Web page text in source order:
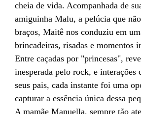
cheia de vida. Acompanhada de
amiguinha Malu, a pelúcia que
braços, Maitê nos conduziu em
brincadeiras, risadas e momentos
Entre caçadas por "princesas",
inesperada pelo rock, e interações
seus pais, cada instante foi uma
capturar a essência única dessa
A mamãe Manuella, sempre tão